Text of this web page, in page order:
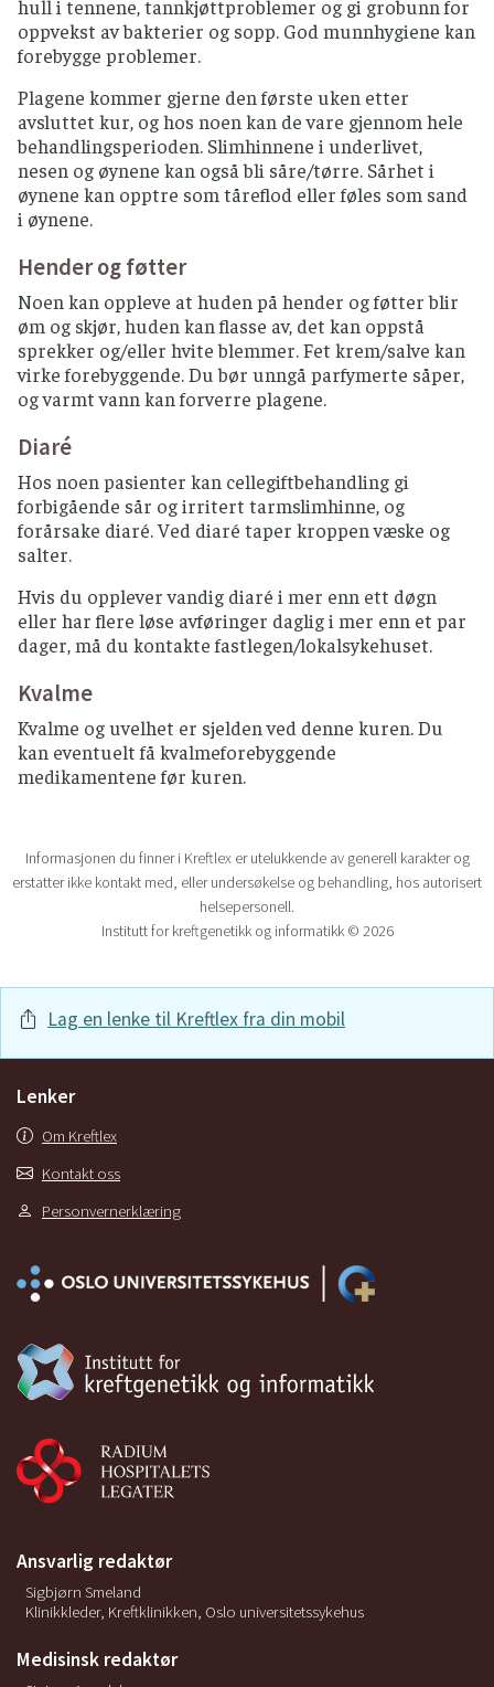
hull i tennene, tannkjøttproblemer og gi grobunn for
oppvekst av bakterier og sopp. God munnhygiene kan
forebygge problemer.
Plagene kommer gjerne den første uken etter
avsluttet kur, og hos noen kan de vare gjennom hele
behandlingsperioden. Slimhinnene i underlivet,
nesen og øynene kan også bli såre/tørre. Sårhet i
øynene kan opptre som tåreflod eller føles som sand
i øynene.
Hender og føtter
Noen kan oppleve at huden på hender og føtter blir
øm og skjør, huden kan flasse av, det kan oppstå
sprekker og/eller hvite blemmer. Fet krem/salve kan
virke forebyggende. Du bør unngå parfymerte såper,
og varmt vann kan forverre plagene.
Diaré
Hos noen pasienter kan cellegiftbehandling gi
forbigående sår og irritert tarmslimhinne, og
forårsake diaré. Ved diaré taper kroppen væske og
salter.
Hvis du opplever vandig diaré i mer enn ett døgn
eller har flere løse avføringer daglig i mer enn et par
dager, må du kontakte fastlegen/lokalsykehuset.
Kvalme
Kvalme og uvelhet er sjelden ved denne kuren. Du
kan eventuelt få kvalmeforebyggende
medikamentene før kuren.
Informasjonen du finner i Kreftlex er utelukkende av generell karakter og
erstatter ikke kontakt med, eller undersøkelse og behandling, hos autorisert
helsepersonell.
Institutt for kreftgenetikk og informatikk © 2026
Lag en lenke til Kreftlex fra din mobil
Lenker
Om Kreftlex
Kontakt oss
Personvernerklæring
Ansvarlig redaktør
Sigbjørn Smeland
Klinikkleder, Kreftklinikken, Oslo universitetssykehus
Medisinsk redaktør